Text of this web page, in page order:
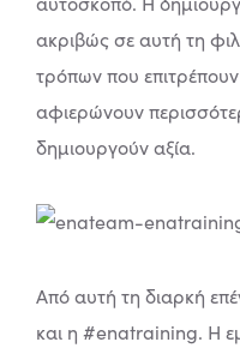
ακριβώς σε αυτή τη
τρόπων που
αφιερώνουν
δημιουργούν αξία.
Από αυτή τη διαρκή
και η #enatraining. Η